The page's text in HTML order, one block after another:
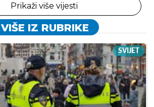
Prikaži više vijesti
VIŠE IZ RUBRIKE
SVIJET